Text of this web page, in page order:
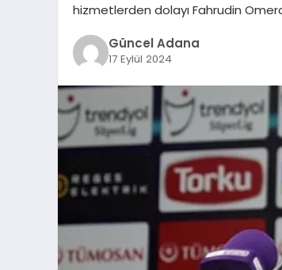
hizmetlerden dolayı Fahrudin
Güncel Adana
17 Eylül 2024